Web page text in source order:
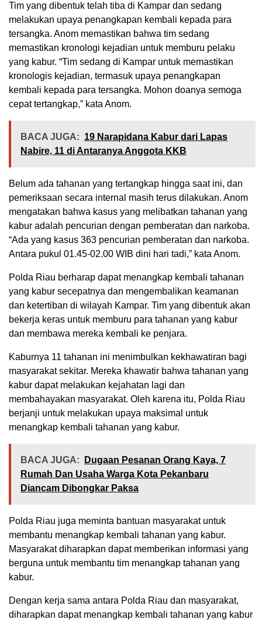
Tim yang dibentuk telah tiba di Kampar dan sedang
melakukan upaya penangkapan kembali kepada para
tersangka. Anom memastikan bahwa tim sedang
memastikan kronologi kejadian untuk memburu pelaku
yang kabur. “Tim sedang di Kampar untuk memastikan
kronologis kejadian, termasuk upaya penangkapan
kembali kepada para tersangka. Mohon doanya semoga
cepat tertangkap,” kata Anom.
BACA JUGA: 19 Narapidana Kabur dari Lapas
Nabire, 11 di Antaranya Anggota KKB
Belum ada tahanan yang tertangkap hingga saat ini, dan
pemeriksaan secara internal masih terus dilakukan. Anom
mengatakan bahwa kasus yang melibatkan tahanan yang
kabur adalah pencurian dengan pemberatan dan narkoba.
“Ada yang kasus 363 pencurian pemberatan dan narkoba.
Antara pukul 01.45-02.00 WIB dini hari tadi,” kata Anom.
Polda Riau berharap dapat menangkap kembali tahanan
yang kabur secepatnya dan mengembalikan keamanan
dan ketertiban di wilayah Kampar. Tim yang dibentuk akan
bekerja keras untuk memburu para tahanan yang kabur
dan membawa mereka kembali ke penjara.
Kaburnya 11 tahanan ini menimbulkan kekhawatiran bagi
masyarakat sekitar. Mereka khawatir bahwa tahanan yang
kabur dapat melakukan kejahatan lagi dan
membahayakan masyarakat. Oleh karena itu, Polda Riau
berjanji untuk melakukan upaya maksimal untuk
menangkap kembali tahanan yang kabur.
BACA JUGA:
Dugaan Pesanan Orang Kaya, 7
Rumah Dan Usaha Warga Kota Pekanbaru
Diancam Dibongkar Paksa
Polda Riau juga meminta bantuan masyarakat untuk
membantu menangkap kembali tahanan yang kabur.
Masyarakat diharapkan dapat memberikan informasi yang
berguna untuk membantu tim menangkap tahanan yang
kabur.
Dengan kerja sama antara Polda Riau dan masyarakat,
diharapkan dapat menangkap kembali tahanan yang kabur